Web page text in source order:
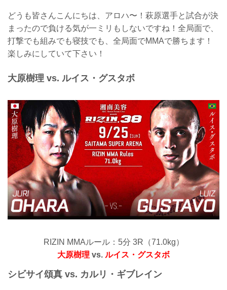
どうも皆さんこんにちは、アロハ〜！萩原選手と試合が決
まったので負ける気が一ミリもしないですね！全局面で、
打撃でも組みでも寝技でも、全局面でMMAで勝ちます！
楽しみにしていて下さい！
大原樹理 vs. ルイス・グスタボ
RIZIN MMAルール：5分 3R（71.0kg）
大原樹理 vs. ルイス・グスタボ
シビサイ頌真 vs. カルリ・ギブレイン